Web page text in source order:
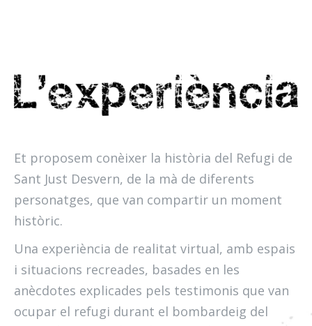
Et proposem conèixer la història del Refugi de
Sant Just Desvern, de la mà de diferents
personatges, que van compartir un moment
històric.
Una experiència de realitat virtual, amb espais
i situacions recreades, basades en les
anècdotes explicades pels testimonis que van
ocupar el refugi durant el bombardeig del